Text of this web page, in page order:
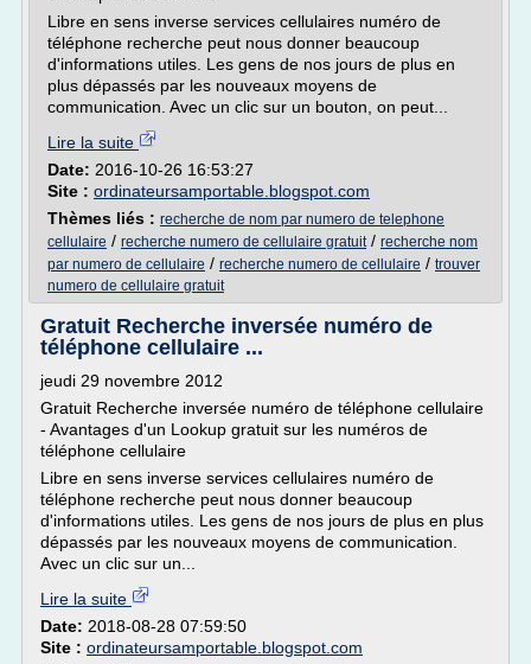
Libre en sens inverse services cellulaires numéro de
téléphone recherche peut nous donner beaucoup
d'informations utiles. Les gens de nos jours de plus en
plus dépassés par les nouveaux moyens de
communication. Avec un clic sur un bouton, on peut...
Lire la suite
Date: 2016-10-26 16:53:27
Site : ordinateursamportable.blogspot.com
Thèmes liés : recherche de nom par numero de telephone
cellulaire / recherche numero de cellulaire gratuit/ recherche nom
par numero de cellulaire / recherche numero de cellulaire / trouver
numero de cellulaire gratuit
Gratuit Recherche inversée numéro de
téléphone cellulaire ...
jeudi 29 novembre 2012
Gratuit Recherche inversée numéro de téléphone cellulaire
- Avantages d'un Lookup gratuit sur les numéros de
téléphone cellulaire
Libre en sens inverse services cellulaires numéro de
téléphone recherche peut nous donner beaucoup
d'informations utiles. Les gens de nos jours de plus en plus
dépassés par les nouveaux moyens de communication.
Avec un clic sur un...
Lire la suite
Date: 2018-08-28 07:59:50
Site : ordinateursamportable.blogspot.com